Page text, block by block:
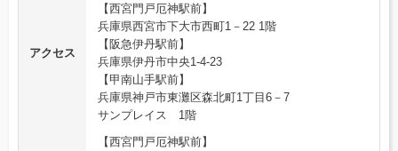
アクセス
【西宮門戸厄神駅前】
兵庫県西宮市下大市西町1－22 1階
【阪急伊丹駅前】
兵庫県伊丹市中央1-4-23
【甲南山手駅前】
兵庫県神戸市東灘区森北町1丁目6－7
サンプレイス 1階
【西宮門戸厄神駅前】